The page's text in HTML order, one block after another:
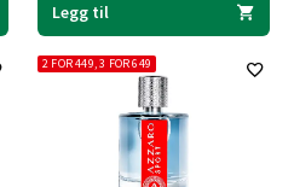
Legg til
2 FOR 449, 3 FOR 649